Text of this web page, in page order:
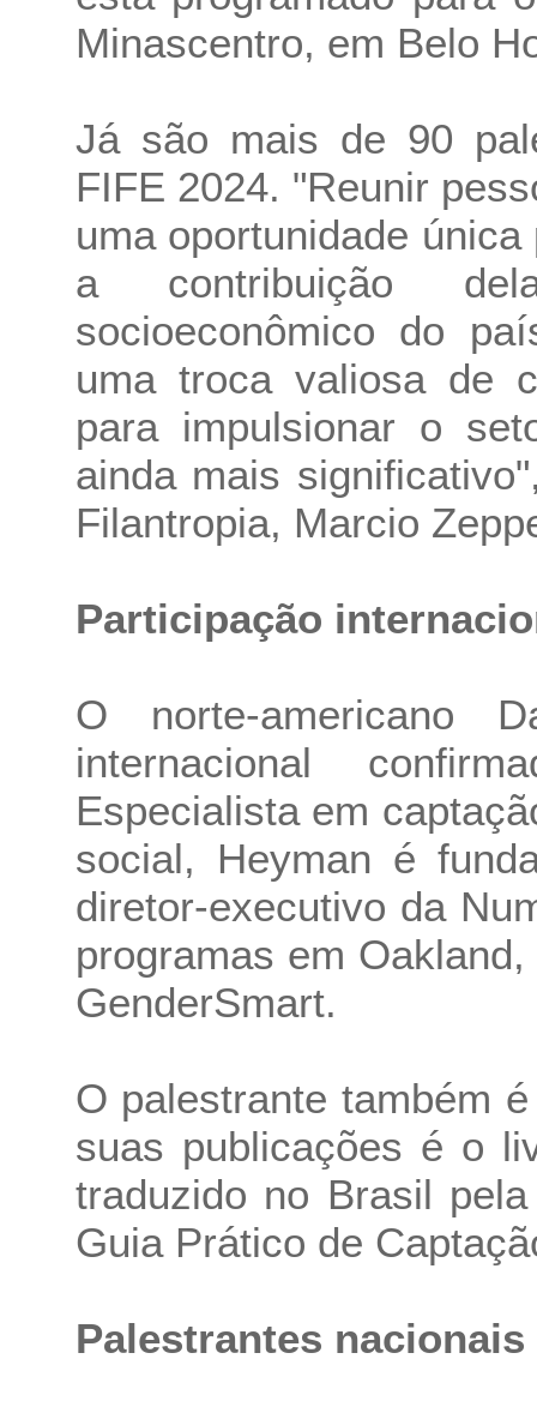
Minascentro, em Belo
Já são mais de 90
FIFE 2024. "Reunir
uma oportunidade
a contribuição
socioeconômico do
uma troca valiosa de
para impulsionar o
ainda mais
Filantropia, Marcio
Participação
O norte-americano
internacional
Especialista em
social, Heyman é
diretor-executivo da
programas em
GenderSmart.
O palestrante também
suas publicações é o
traduzido no Brasil
Guia Prático de
Palestrantes nacionais